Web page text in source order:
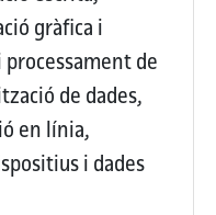
gràfica i
de
de dades,
en línia,
i dades